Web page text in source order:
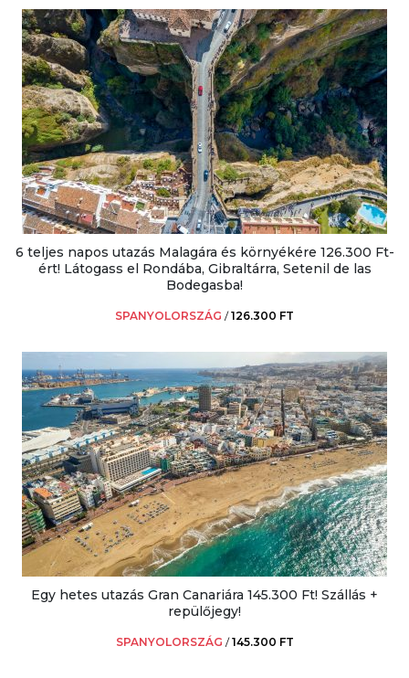
6 teljes napos utazás Malagára és környékére 126.300 Ft-
ért! Látogass el Rondába, Gibraltárra, Setenil de las
Bodegasba!
SPANYOLORSZÁG /126.300 FT
Egy hetes utazás Gran Canariára 145.300 Ft! Szállás +
repülőjegy!
SPANYOLORSZÁG /145.300 FT